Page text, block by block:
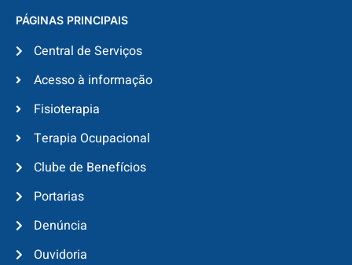
PÁGINAS PRINCIPAIS
Central de Serviços
Acesso à informação
Fisioterapia
Terapia Ocupacional
Clube de Benefícios
Portarias
Denúncia
Ouvidoria